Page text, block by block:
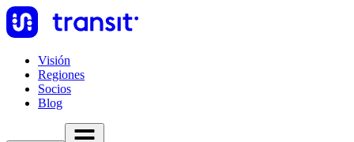
Visión
Regiones
Socios
Blog